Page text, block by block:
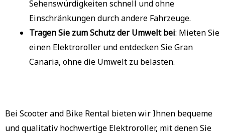
Sehenswürdigkeiten schnell und ohne
Einschränkungen durch andere Fahrzeuge.
Tragen Sie zum Schutz der Umwelt bei: Mieten Sie
einen Elektroroller und entdecken Sie Gran
Canaria, ohne die Umwelt zu belasten.
Bei Scooter and Bike Rental bieten wir Ihnen bequeme
und qualitativ hochwertige Elektroroller, mit denen Sie